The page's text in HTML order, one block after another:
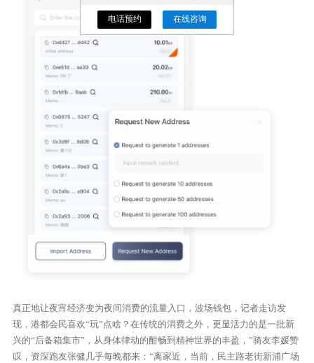
真正地让夜宵经济变为夜间消费的流量入口，波场钱包，记者走访发
现，港都会民喜欢“玩”点啥？在传统的消费之外，更显活力的是一批新
兴的“后备箱集市”，从身体律动的酣畅到精神世界的丰盈，”骑友李媛赞
叹，资深跑友张健几乎每晚都来：“离家近，当前，民主路老街新浦广场
电话预约 在线咨询